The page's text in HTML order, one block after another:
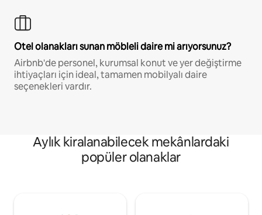
Otel olanakları sunan möbleli daire mi arıyorsunuz?
Airbnb'de personel, kurumsal konut ve yer değiştirme
ihtiyaçları için ideal, tamamen mobilyalı daire
seçenekleri vardır.
Aylık kiralanabilecek mekânlardaki
popüler olanaklar